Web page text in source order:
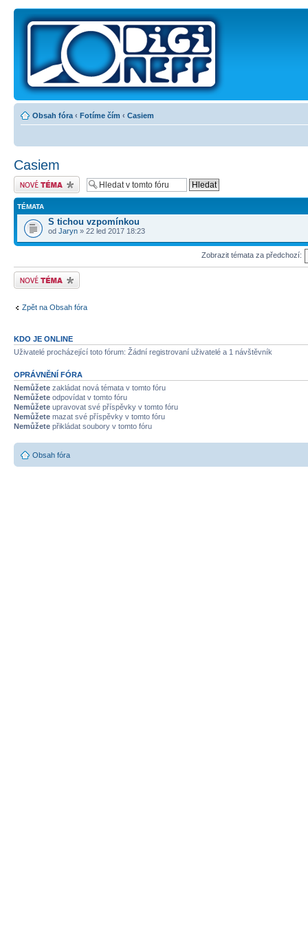
Obsah fóra ‹ Fotíme čím ‹ Casiem
Casiem
Odeslat nové téma
TÉMATA
S tichou vzpomínkou
od Jaryn » 22 led 2017 18:23
Zobrazit témata za předchozí:
Odeslat nové téma
Zpět na Obsah fóra
KDO JE ONLINE
Uživatelé procházející toto fórum: Žádní registrovaní uživatelé a 1 návštěvník
OPRÁVNĚNÍ FÓRA
Nemůžete zakládat nová témata v tomto fóru
Nemůžete odpovídat v tomto fóru
Nemůžete upravovat své příspěvky v tomto fóru
Nemůžete mazat své příspěvky v tomto fóru
Nemůžete přikládat soubory v tomto fóru
Obsah fóra